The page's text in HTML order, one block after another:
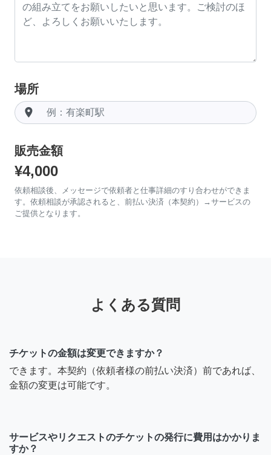
場所
room
販売金額
¥4,000
依頼相談後、メッセージで依頼者と仕事詳細のすり合わせができま
す。依頼相談が承認されると、前払い決済（本契約）→サービスの
ご提供となります。
よくある質問
チケットの金額は変更できますか？
できます。本契約（依頼者様の前払い決済）前であれば、
金額の変更は可能です。
サービスやリクエストのチケットの発行に費用はかかりま
すか？